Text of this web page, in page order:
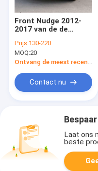
Front Nudge 2012-
2017 van de de
Isuzu DMAX het
Staalbumpers
Prijs:130-220
MOQ:20
Ontvang de meest recente Prijs
Contact nu
Laat ons
beste